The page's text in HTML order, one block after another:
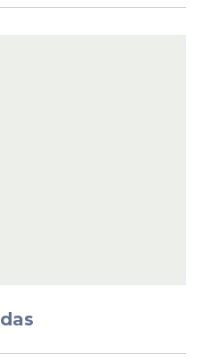
oficial
alguns internautas